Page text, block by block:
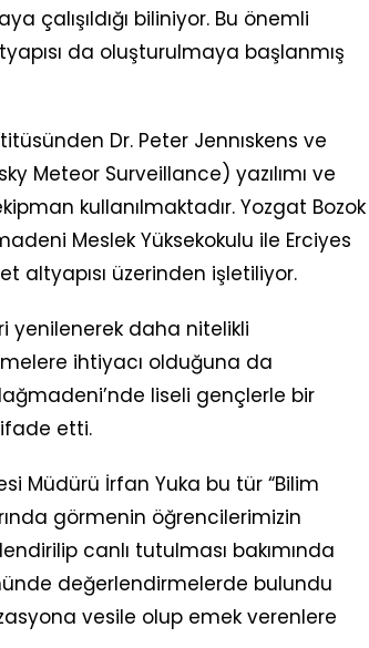
çalışıldığı biliniyor. Bu önemli
da oluşturulmaya başlanmış
Dr. Peter Jennıskens ve
Meteor Surveillance) yazılımı ve
kullanılmaktadır. Yozgat Bozok
Meslek Yüksekokulu ile Erciyes
altyapısı üzerinden işletiliyor.
yenilenerek daha nitelikli
ihtiyacı olduğuna da
liseli gençlerle bir
etti.
Müdürü İrfan Yuka bu tür “Bilim
görmenin öğrencilerimizin
canlı tutulması bakımında
değerlendirmelerde bulundu
vesile olup emek verenlere